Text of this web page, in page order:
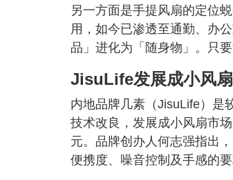
另一方面是手提风扇的定位
用，如今已渗透至通勤、办
品」进化为「随身物」。只
JisuLife发展成小风
内地品牌几素（JisuLife）是
技术改良，发展成小风扇市
元。品牌创办人何志强指出
便携度、噪音控制及手感的